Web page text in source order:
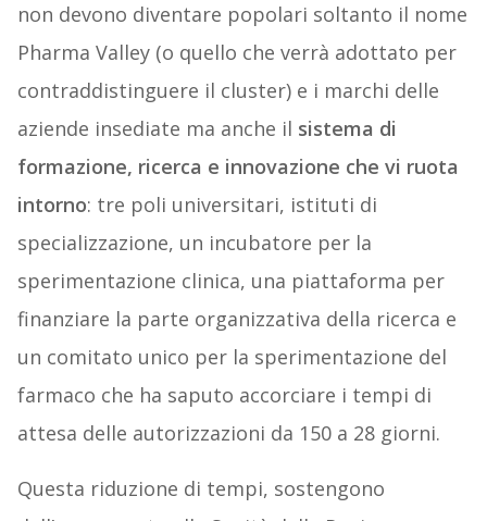
non devono diventare popolari soltanto il nome
Pharma Valley (o quello che verrà adottato per
contraddistinguere il cluster) e i marchi delle
aziende insediate ma anche il sistema di
formazione, ricerca e innovazione che vi ruota
intorno: tre poli universitari, istituti di
specializzazione, un incubatore per la
sperimentazione clinica, una piattaforma per
finanziare la parte organizzativa della ricerca e
un comitato unico per la sperimentazione del
farmaco che ha saputo accorciare i tempi di
attesa delle autorizzazioni da 150 a 28 giorni.
Questa riduzione di tempi, sostengono